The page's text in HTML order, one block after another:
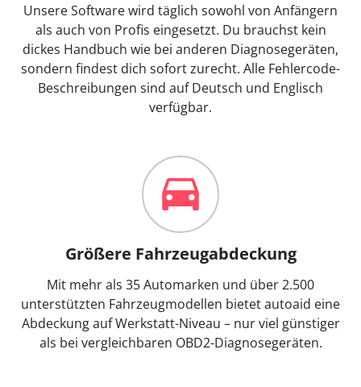
Unsere Software wird täglich sowohl von Anfängern
als auch von Profis eingesetzt. Du brauchst kein
dickes Handbuch wie bei anderen Diagnosegeräten,
sondern findest dich sofort zurecht. Alle Fehlercode-
Beschreibungen sind auf Deutsch und Englisch
verfügbar.
Größere Fahrzeugabdeckung
Mit mehr als 35 Automarken und über 2.500
unterstützten Fahrzeugmodellen bietet autoaid eine
Abdeckung auf Werkstatt-Niveau – nur viel günstiger
als bei vergleichbaren OBD2-Diagnosegeräten.